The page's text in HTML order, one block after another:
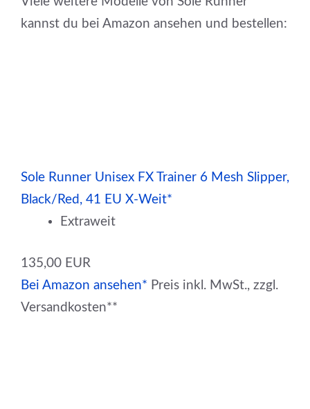
kannst du bei Amazon ansehen und bestellen:
Sole Runner Unisex FX Trainer 6 Mesh Slipper,
Black/Red, 41 EU X-Weit*
Extraweit
135,00 EUR
Bei Amazon ansehen* Preis inkl. MwSt., zzgl.
Versandkosten**